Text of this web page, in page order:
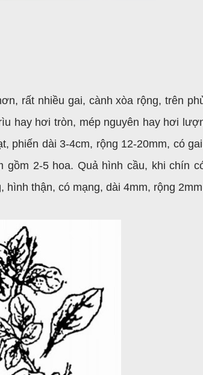
rất nhiều gai, cành xòa rộng, trên
hay hơi tròn, mép nguyên hay hơi
phiến dài 3-4cm, rộng 12-20mm, có
gồm 2-5 hoa. Quả hình cầu, khi chín
thận, có mạng, dài 4mm, rộng